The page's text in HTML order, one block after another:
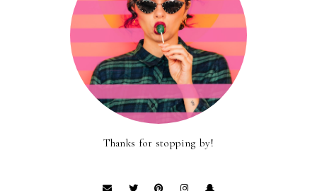
Thanks for stopping by!